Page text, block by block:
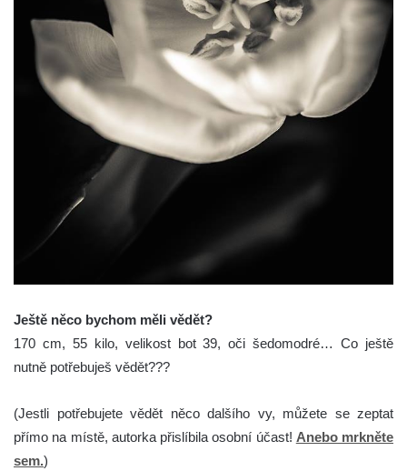
Ještě něco bychom měli vědět?
170 cm, 55 kilo, velikost bot 39, oči šedomodré… Co ještě
nutně potřebuješ vědět???
(Jestli potřebujete vědět něco dalšího vy, můžete se zeptat
přímo na místě, autorka přislíbila osobní účast! Anebo mrkněte
sem.)